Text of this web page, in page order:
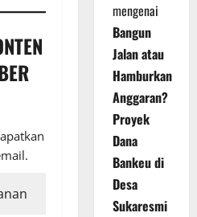
mengenai
Bangun
Jalan atau
Hamburkan
Anggaran?
Proyek
Dana
Bankeu di
Desa
Sukaresmi